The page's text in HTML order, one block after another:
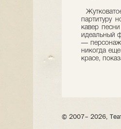
партитуру
кавер
идеальный
— персонаж
никогда
красе,
© 2007– 2026,